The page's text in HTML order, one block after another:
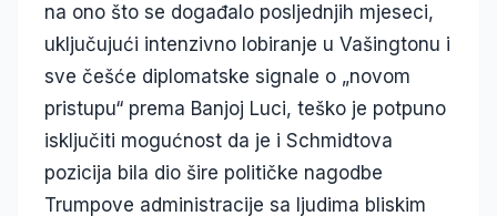
na ono što se događalo posljednjih mjeseci,
uključujući intenzivno lobiranje u Vašingtonu i
sve češće diplomatske signale o „novom
pristupu“ prema Banjoj Luci, teško je potpuno
isključiti mogućnost da je i Schmidtova
pozicija bila dio šire političke nagodbe
Trumpove administracije sa ljudima bliskim